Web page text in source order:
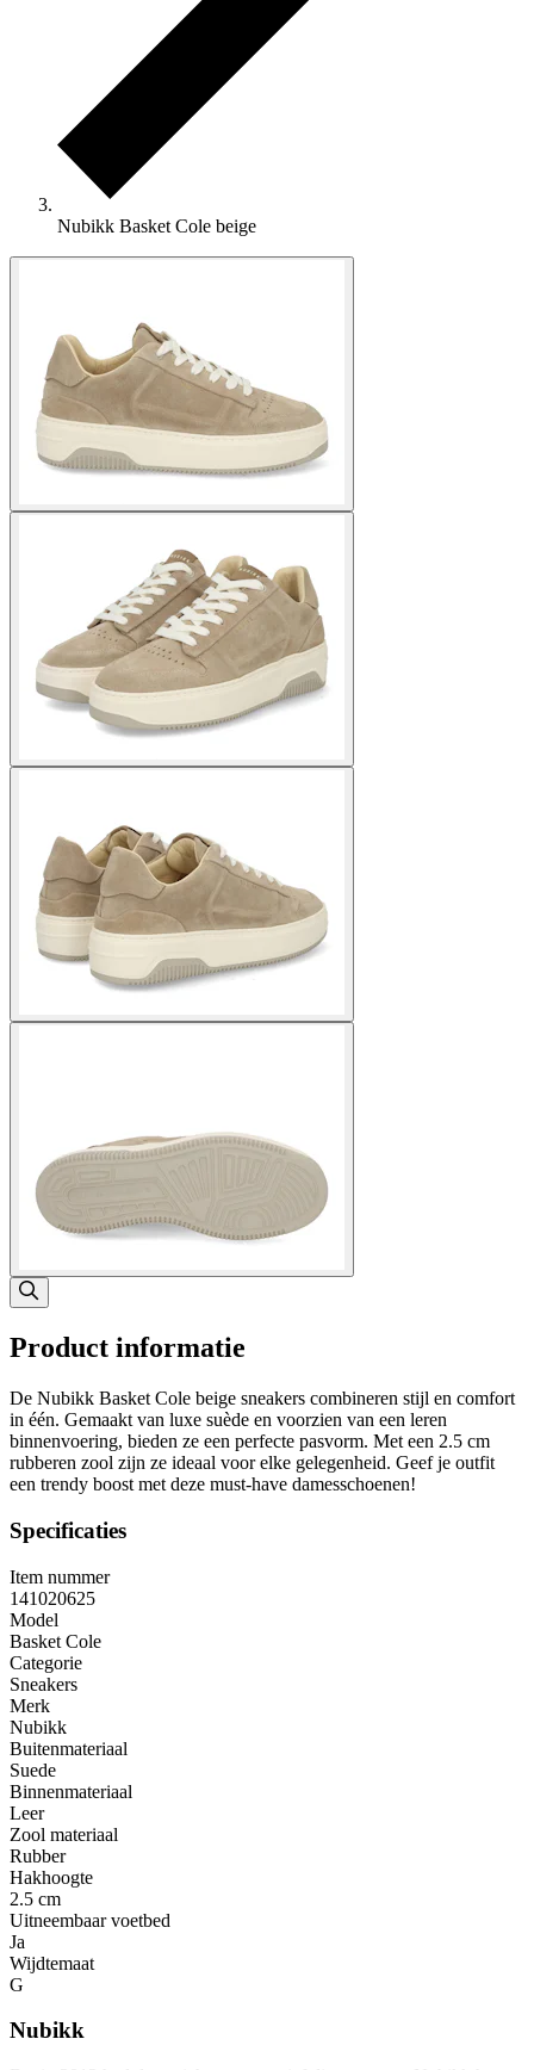
Nubikk Basket Cole beige
Product informatie
De Nubikk Basket Cole beige sneakers combineren stijl en comfort
in één. Gemaakt van luxe suède en voorzien van een leren
binnenvoering, bieden ze een perfecte pasvorm. Met een 2.5 cm
rubberen zool zijn ze ideaal voor elke gelegenheid. Geef je outfit
een trendy boost met deze must-have damesschoenen!
Specificaties
Item nummer
141020625
Model
Basket Cole
Categorie
Sneakers
Merk
Nubikk
Buitenmateriaal
Suede
Binnenmateriaal
Leer
Zool materiaal
Rubber
Hakhoogte
2.5 cm
Uitneembaar voetbed
Ja
Wijdtemaat
G
Nubikk